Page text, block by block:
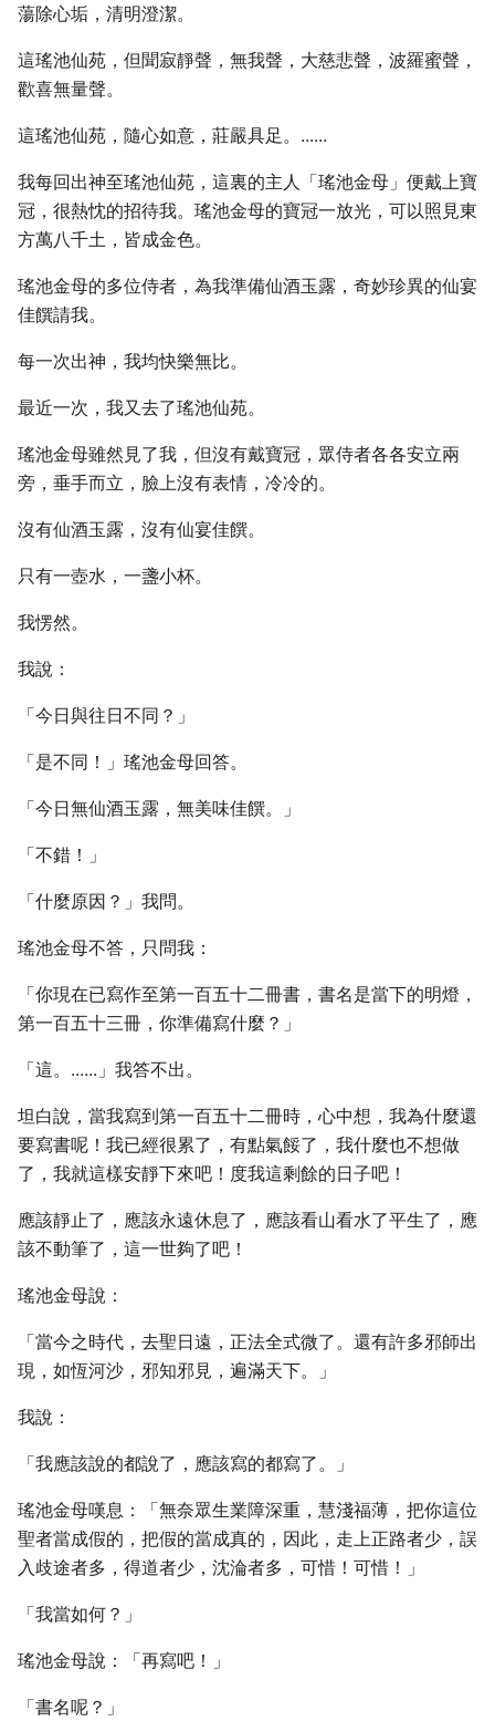
蕩除心垢，清明澄潔。
這瑤池仙苑，但聞寂靜聲，無我聲，大慈悲聲，波羅蜜聲，
歡喜無量聲。
這瑤池仙苑，隨心如意，莊嚴具足。......
我每回出神至瑤池仙苑，這裏的主人「瑤池金母」便戴上寶
冠，很熱忱的招待我。瑤池金母的寶冠一放光，可以照見東
方萬八千土，皆成金色。
瑤池金母的多位侍者，為我準備仙酒玉露，奇妙珍異的仙宴
佳饌請我。
每一次出神，我均快樂無比。
最近一次，我又去了瑤池仙苑。
瑤池金母雖然見了我，但沒有戴寶冠，眾侍者各各安立兩
旁，垂手而立，臉上沒有表情，冷冷的。
沒有仙酒玉露，沒有仙宴佳饌。
只有一壺水，一盞小杯。
我愣然。
我說：
「今日與往日不同？」
「是不同！」瑤池金母回答。
「今日無仙酒玉露，無美味佳饌。」
「不錯！」
「什麼原因？」我問。
瑤池金母不答，只問我：
「你現在已寫作至第一百五十二冊書，書名是當下的明燈，
第一百五十三冊，你準備寫什麼？」
「這。......」我答不出。
坦白說，當我寫到第一百五十二冊時，心中想，我為什麼還
要寫書呢！我已經很累了，有點氣餒了，我什麼也不想做
了，我就這樣安靜下來吧！度我這剩餘的日子吧！
應該靜止了，應該永遠休息了，應該看山看水了平生了，應
該不動筆了，這一世夠了吧！
瑤池金母說：
「當今之時代，去聖日遠，正法全式微了。還有許多邪師出
現，如恆河沙，邪知邪見，遍滿天下。」
我說：
「我應該說的都說了，應該寫的都寫了。」
瑤池金母嘆息：「無奈眾生業障深重，慧淺福薄，把你這位
聖者當成假的，把假的當成真的，因此，走上正路者少，誤
入歧途者多，得道者少，沈淪者多，可惜！可惜！」
「我當如何？」
瑤池金母說：「再寫吧！」
「書名呢？」